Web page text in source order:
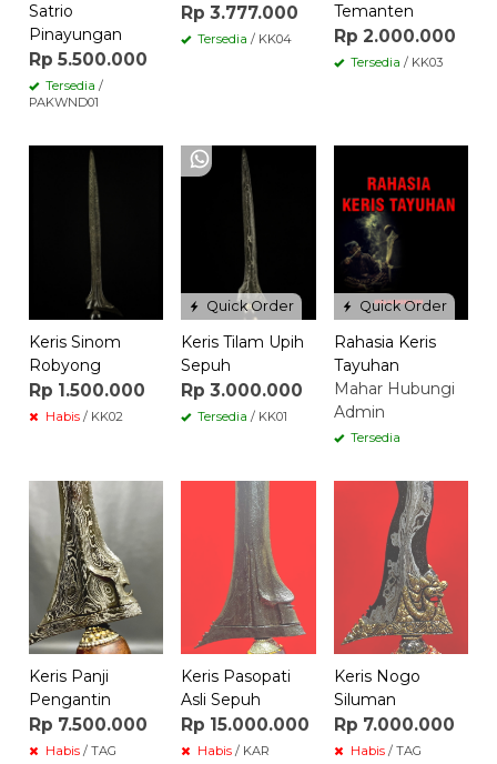
Satrio
Pinayungan
Rp 5.500.000
Tersedia /
PAKWND01
Rp 3.777.000
Tersedia / KK04
Temanten
Rp 2.000.000
Tersedia / KK03
Keris Sinom
Robyong
Rp 1.500.000
Habis / KK02
Quick Order
Keris Tilam Upih
Sepuh
Rp 3.000.000
Tersedia / KK01
Quick Order
Rahasia Keris
Tayuhan
Mahar Hubungi
Admin
Tersedia
Keris Panji
Pengantin
Rp 7.500.000
Habis / TAG
Keris Pasopati
Asli Sepuh
Rp 15.000.000
Habis / KAR
Keris Nogo
Siluman
Rp 7.000.000
Habis/ TAG